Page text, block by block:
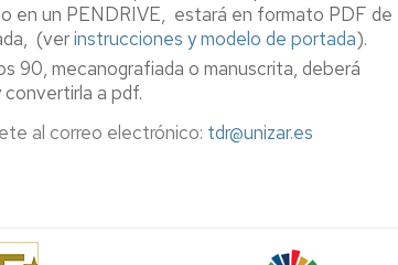
en un PENDRIVE, estará en formato PDF de
(verinstrucciones y modelo de portada).
90, mecanografiada o manuscrita, deberá
convertirla a pdf.
al correo electrónico: tdr@unizar.es